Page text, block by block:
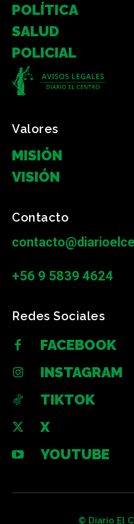
POLÍTICA
SALUD
POLICIAL
Valores
MISIÓN
VISIÓN
Contacto
+56 9 5839 4624
Redes Sociales
FACEBOOK
INSTAGRAM
TIKTOK
X
YOUTUBE
© Diario El